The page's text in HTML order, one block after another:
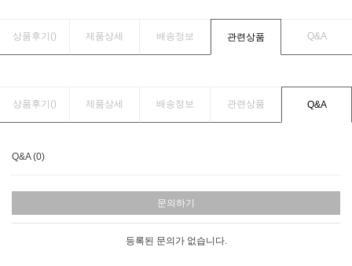
상품후기() 제품상세 배송정보 관련상품 Q&A
상품후기() 제품상세 배송정보 관련상품 Q&A
Q&A (0)
문의하기
등록된 문의가 없습니다.